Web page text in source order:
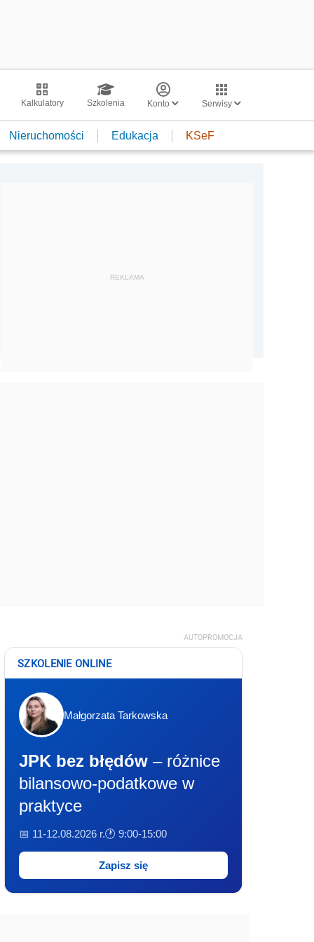
Kalkulatory Szkolenia Konto Serwisy
Nieruchomości Edukacja KSeF
REKLAMA
AUTOPROMOCJA
SZKOLENIE ONLINE
Małgorzata Tarkowska
JPK bez błędów – różnice
bilansowo-podatkowe w
praktyce
📅 11-12.08.2026 r.🕐 9:00-15:00
Zapisz się